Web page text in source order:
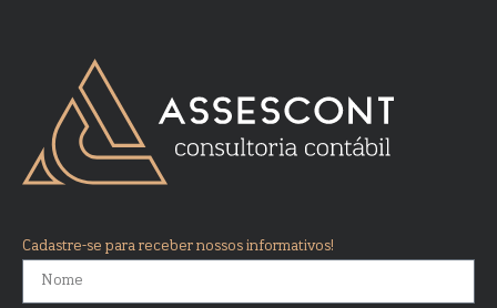
Cadastre-se para receber nossos informativos!